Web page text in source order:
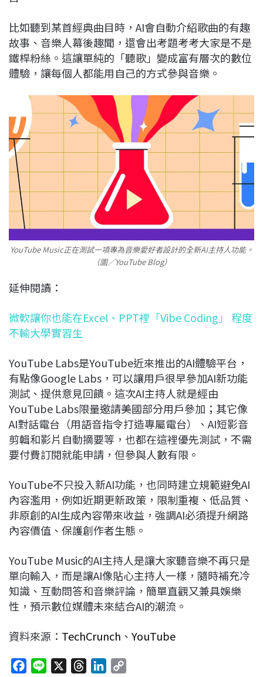
比如聽到某首經典曲目時，AI會自動介紹歌曲的有趣
故事、音樂人幕後趣聞，還會出考題考考大家是不是
鐵桿粉絲。這讓單純的「聽歌」變成富有層次的數位
體驗，讓每個人都能用自己的方式參與音樂。
YouTube Music正在測試一項專為音樂愛好者設計的全新AI主持人功能。
（圖／YouTube Blog）
延伸閱讀：
微軟讓你也能在Excel、PPT裡「Vibe Coding」 程度
不輸大學實習生
YouTube Labs是YouTube近來推出的AI體驗平台，
有點像Google Labs，可以讓用戶很早參加AI新功能
測試、提供意見回饋。這次AI主持人就是經由
YouTube Labs限量邀請美國部分用戶參加；其它像
AI對話電台（用語音指令打造專屬電台）、AI短影音
剪輯和影片自動摘要等，也都在這裡優先測試，不需
要付費訂閱就能申請，但參與人數有限。
YouTube不只投入新AI功能，也同時建立規範避免AI
內容濫用，例如近期更新政策，限制重複、低品質、
非原創的AI生成內容帶來收益，強調AI必須提升網路
內容價值、保護創作者生態。
YouTube Music的AI主持人是讓大家聽音樂不再只是
單向輸入，而是讓AI像貼心主持人一樣，隨時補充冷
知識、互動問答和音樂評論，簡單直觀又兼具娛樂
性，預示數位媒體未來結合AI的潮流。
資料來源： TechCrunch 、 YouTube